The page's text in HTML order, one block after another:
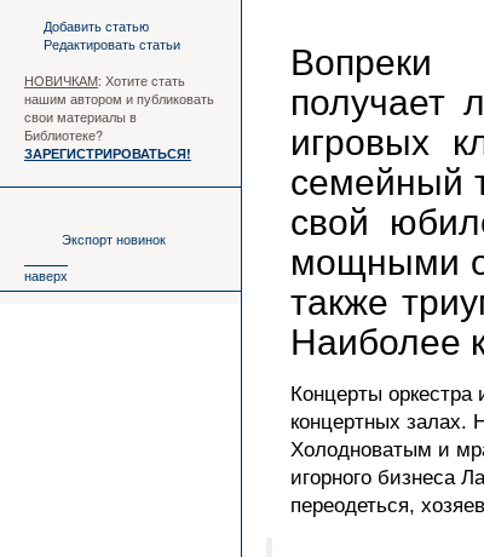
Добавить статью
Редактировать статьи
НОВИЧКАМ: Хотите стать
нашим автором и публиковать
свои материалы в
Библиотеке?
ЗАРЕГИСТРИРОВАТЬСЯ!
Экспорт новинок
наверх
получает
игровых
семейный
свой
мощными
также
Наиболее
Концерты
концертных залах.
Холодноватым и
игорного бизнеса
переодеться,